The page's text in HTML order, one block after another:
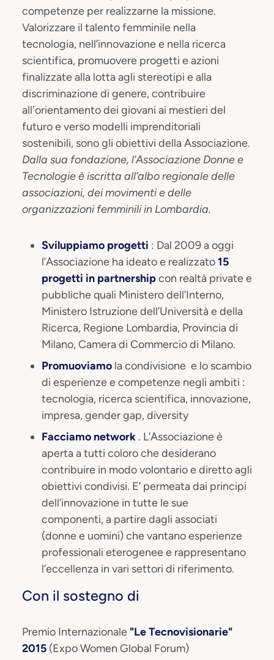
competenze per realizzarne la missione.
Valorizzare il talento femminile nella
tecnologia, nell’innovazione e nella ricerca
scientifica, promuovere progetti e azioni
finalizzate alla lotta agli stereotipi e alla
discriminazione di genere, contribuire
all'orientamento dei giovani ai mestieri del
futuro e verso modelli imprenditoriali
sostenibili, sono gli obiettivi della Associazione.
Dalla sua fondazione, l’Associazione Donne e
Tecnologie è iscritta all’albo regionale delle
associazioni, dei movimenti e delle
organizzazioni femminili in Lombardia.
Sviluppiamo progetti : Dal 2009 a oggi
l’Associazione ha ideato e realizzato15
progetti in partnershipcon realtà private e
pubbliche quali Ministero dell’Interno,
Ministero Istruzione dell’Università e della
Ricerca, Regione Lombardia, Provincia di
Milano, Camera di Commercio di Milano.
Promuoviamo la condivisione e lo scambio
di esperienze e competenze negli ambiti :
tecnologia, ricerca scientifica, innovazione,
impresa, gender gap, diversity
Facciamo network . L’Associazione è
aperta a tutti coloro che desiderano
contribuire in modo volontario e diretto agli
obiettivi condivisi. E’ permeata dai principi
dell’innovazione in tutte le sue
componenti, a partire dagli associati
(donne e uomini) che vantano esperienze
professionali eterogenee e rappresentano
l’eccellenza in vari settori di riferimento.
Con il sostegno di
Premio Internazionale "Le Tecnovisionarie"
2015 (Expo Women Global Forum)